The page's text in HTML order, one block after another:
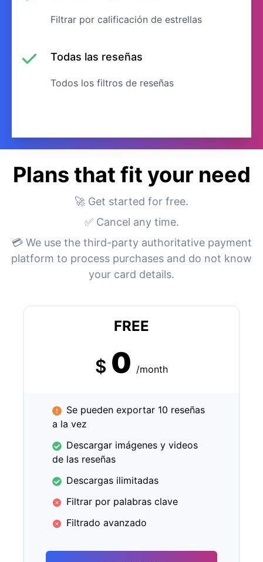
Filtrar por calificación de estrellas
Todas las reseñas
Todos los filtros de reseñas
Plans that fit your need
🚀 Get started for free.
✅ Cancel any time.
💳 We use the third-party authoritative payment
platform to process purchases and do not know
your card details.
FREE
$ 0 /month
Se pueden exportar 10 reseñas
a la vez
Descargar imágenes y videos
de las reseñas
Descargas ilimitadas
Filtrar por palabras clave
Filtrado avanzado